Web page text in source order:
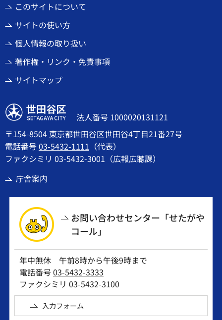
このサイトについて
サイトの使い方
個人情報の取り扱い
著作権・リンク・免責事項
サイトマップ
世田谷区
法人番号 1000020131121
〒154-8504 東京都世田谷区世田谷4丁目21番27号
電話番号03-5432-1111 （代表）
ファクシミリ 03-5432-3001（広報広聴課）
庁舎案内
お問い合わせセンター「せたがや
コール」
年中無休 午前8時から午後9時まで
電話番号03-5432-3333
ファクシミリ 03-5432-3100
入力フォーム